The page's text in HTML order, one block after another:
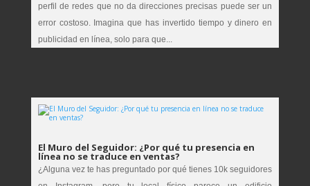
perfil de redes que no da direcciones precisas puede ser un
error costoso. Imagina que has invertido tiempo y dinero en
publicidad en línea, solo para que...
El Muro del Seguidor: ¿Por qué tu presencia en
línea no se traduce en ventas?
¿Alguna vez te has preguntado por qué tienes 10k seguidores